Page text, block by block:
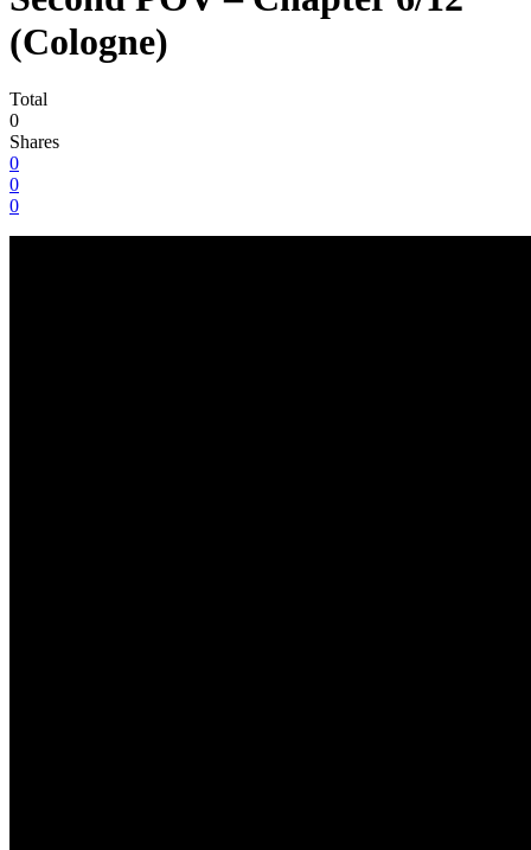
(Cologne)
Total
0
Shares
0
0
0